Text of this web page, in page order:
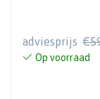
adviesprijs
Op voorraad